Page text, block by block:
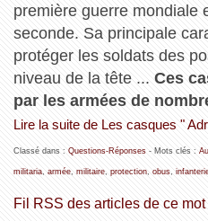
première guerre mondiale
seconde. Sa principale
protéger les soldats des
niveau de la tête ... Ces
par les armées de
Lire la suite de Les casques "
Classé dans : Questions-Réponses- Mots clés :
militaria, armée, militaire, protection, obus,
Fil RSS des articles de ce